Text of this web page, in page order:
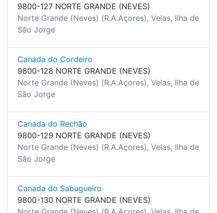
9800-127 NORTE GRANDE (NEVES)
Norte Grande (Neves) (R.A.Açores), Velas, Ilha de
São Jorge
Canada do Cordeiro
9800-128 NORTE GRANDE (NEVES)
Norte Grande (Neves) (R.A.Açores), Velas, Ilha de
São Jorge
Canada do Rechão
9800-129 NORTE GRANDE (NEVES)
Norte Grande (Neves) (R.A.Açores), Velas, Ilha de
São Jorge
Canada do Sabugueiro
9800-130 NORTE GRANDE (NEVES)